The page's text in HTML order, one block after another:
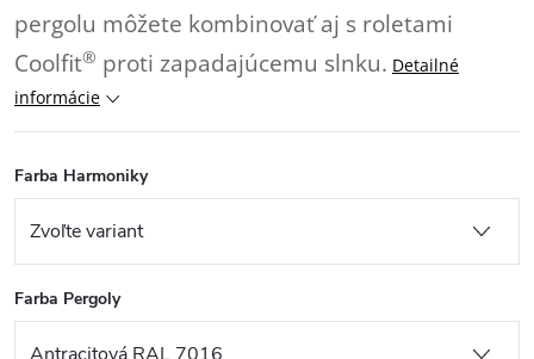
pergolu môžete kombinovať aj s roletami
Coolfit® proti zapadajúcemu slnku. Detailné
informácie
Farba Harmoniky
Farba Pergoly